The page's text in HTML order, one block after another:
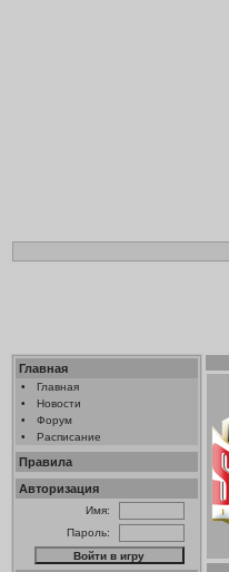
Главная
•
Главная
•
Новости
•
Форум
•
Расписание
Правила
Авторизация
Имя:
Пароль: